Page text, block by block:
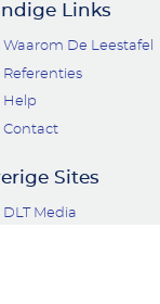
Links
Waarom De Leestafel
Referenties
Help
Contact
Sites
DLT Media